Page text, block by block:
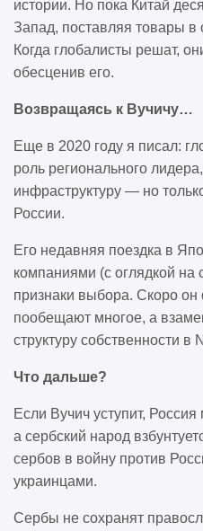
истории. Но пока Китай
Запад, поставляя товары
Когда глобалисты решат,
обесценив его.
Возвращаясь к Вучичу…
Еще в 2020 году я писал:
роль регионального
инфраструктуру — но
России.
Его недавняя поездка в
компаниями (с оглядкой
признаки выбора. Скоро
пообещают многое, а
структуру собственности
Что дальше?
Если Вучич уступит, Россия
а сербский народ
сербов в войну против
украинцами.
Сербы не сохранят